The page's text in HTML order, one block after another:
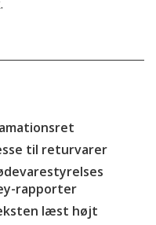
til returvarer
rapporter
læst højt